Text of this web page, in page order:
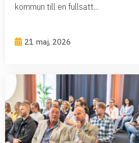
kommun till en fullsatt...
21 maj, 2026